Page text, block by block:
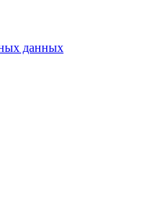
данных